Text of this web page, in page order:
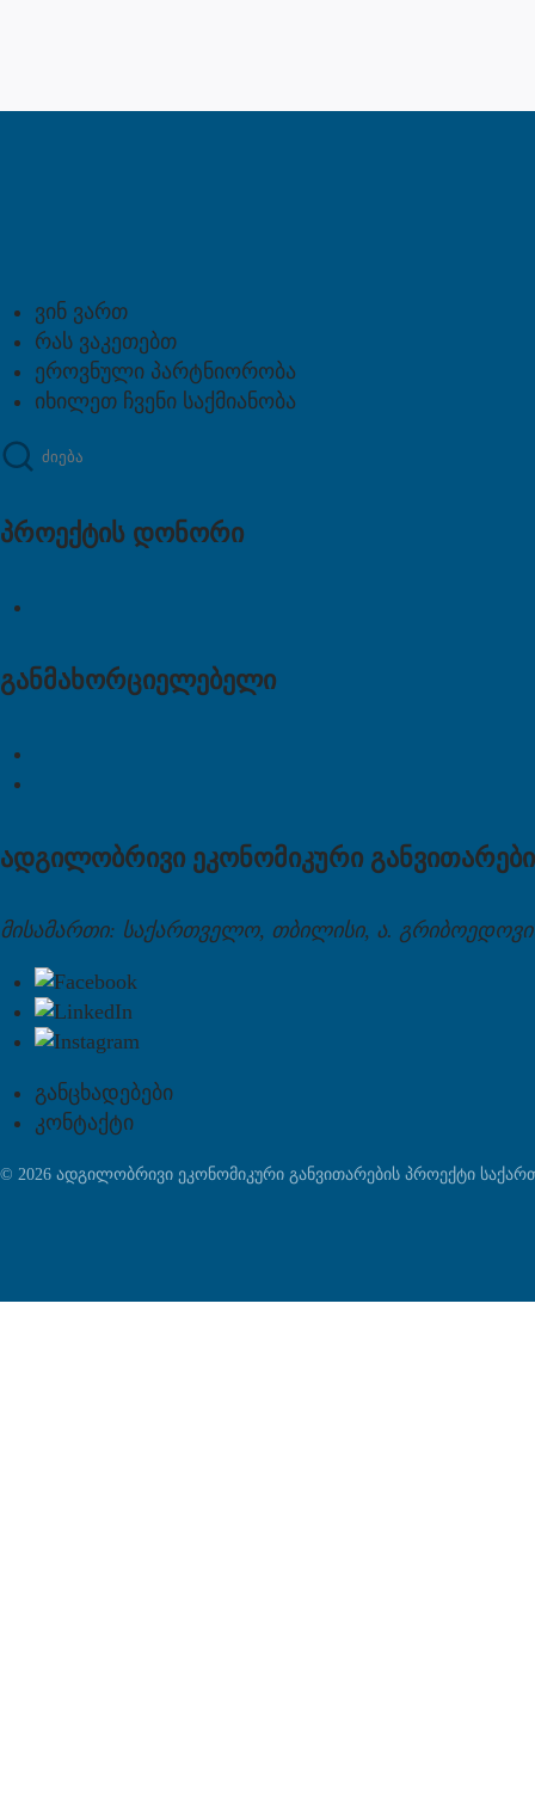
ვინ ვართ
რას ვაკეთებთ
ეროვნული პარტნიორობა
იხილეთ ჩვენი საქმიანობა
პროექტის დონორი
განმახორციელებელი
ადგილობრივი ეკონომიკური
მისამართი: საქართველო, თბილისი, ა.
განცხადებები
კონტაქტი
© 2026 ადგილობრივი ეკონომიკური განვითარების პროექტი